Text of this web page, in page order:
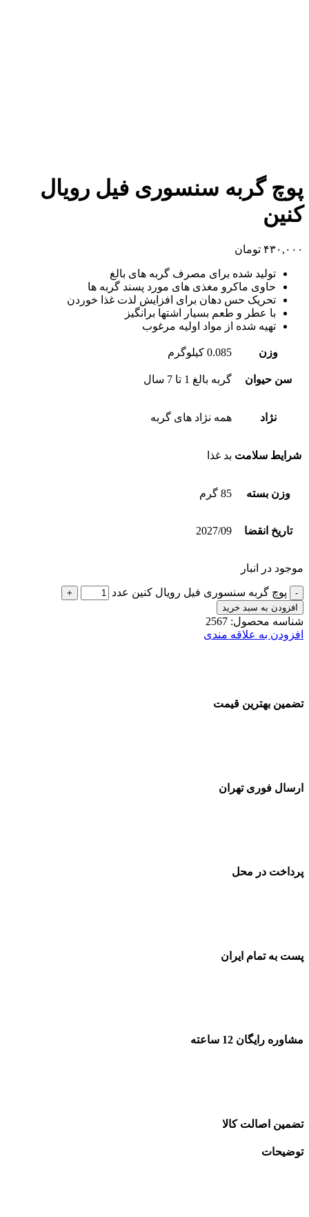
پوچ گربه سنسوری فیل رویال
کنین
۴۳۰,۰۰۰ تومان
تولید شده برای مصرف گربه های بالغ
حاوی ماکرو مغذی های مورد پسند گربه ها
تحریک حس دهان برای افزایش لذت غذا خوردن
با عطر و طعم بسیار اشتها برانگیز
تهیه شده از مواد اولیه مرغوب
وزن 0.085 کیلوگرم
سن حیوان گربه بالغ 1 تا 7 سال
نژاد همه نژاد های گربه
شرایط سلامت بد غذا
وزن بسته 85 گرم
تاریخ انقضا 2027/09
موجود در انبار
پوچ گربه سنسوری فیل رویال کنین عدد
افزودن به سبد خرید
شناسه محصول: 2567
افزودن به علاقه مندی
تضمین بهترین قیمت
ارسال فوری تهران
پرداخت در محل
پست به تمام ایران
مشاوره رایگان 12 ساعته
تضمین اصالت کالا
توضیحات